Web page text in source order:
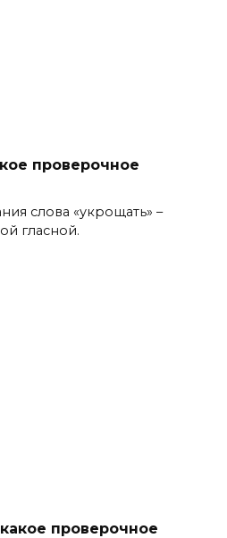
проверочное
слова «укрощать» –
гласной.
проверочное